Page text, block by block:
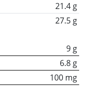
21.4 g
27.5 g
9 g
6.8 g
100 mg